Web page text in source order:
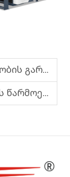
ჩანთების მანქანა
და დაბალი ხმაურით